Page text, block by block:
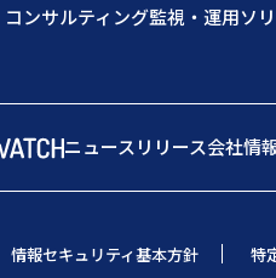
ンサルティング監視・運用ソ
ニュースリリース会社情
情報セキュリティ基本方針 特